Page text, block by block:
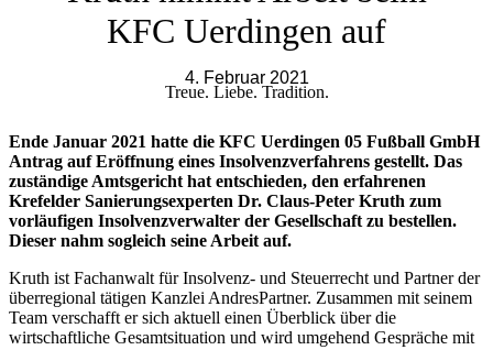
KFC Uerdingen auf
4. Februar 2021
Treue. Liebe. Tradition.
Ende Januar 2021 hatte die KFC Uerdingen 05 Fußball GmbH
Antrag auf Eröffnung eines Insolvenzverfahrens gestellt. Das
zuständige Amtsgericht hat entschieden, den erfahrenen
Krefelder Sanierungsexperten Dr. Claus-Peter Kruth zum
vorläufigen Insolvenzverwalter der Gesellschaft zu bestellen.
Dieser nahm sogleich seine Arbeit auf.
Kruth ist Fachanwalt für Insolvenz- und Steuerrecht und Partner der
überregional tätigen Kanzlei AndresPartner. Zusammen mit seinem
Team verschafft er sich aktuell einen Überblick über die
wirtschaftliche Gesamtsituation und wird umgehend Gespräche mit